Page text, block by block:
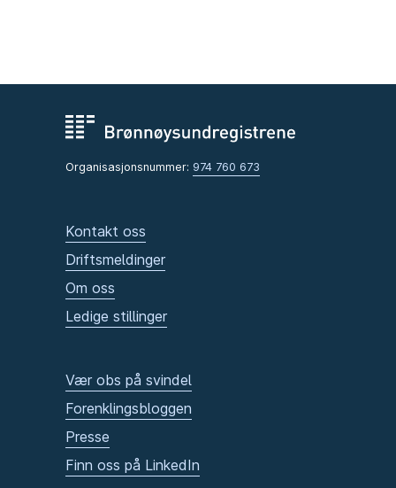
Organisasjonsnummer: 974 760 673
Kontakt oss
Driftsmeldinger
Om oss
Ledige stillinger
Vær obs på svindel
Forenklingsbloggen
Presse
Finn oss på LinkedIn